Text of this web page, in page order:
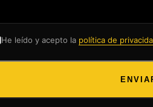
He leído y acepto la política de